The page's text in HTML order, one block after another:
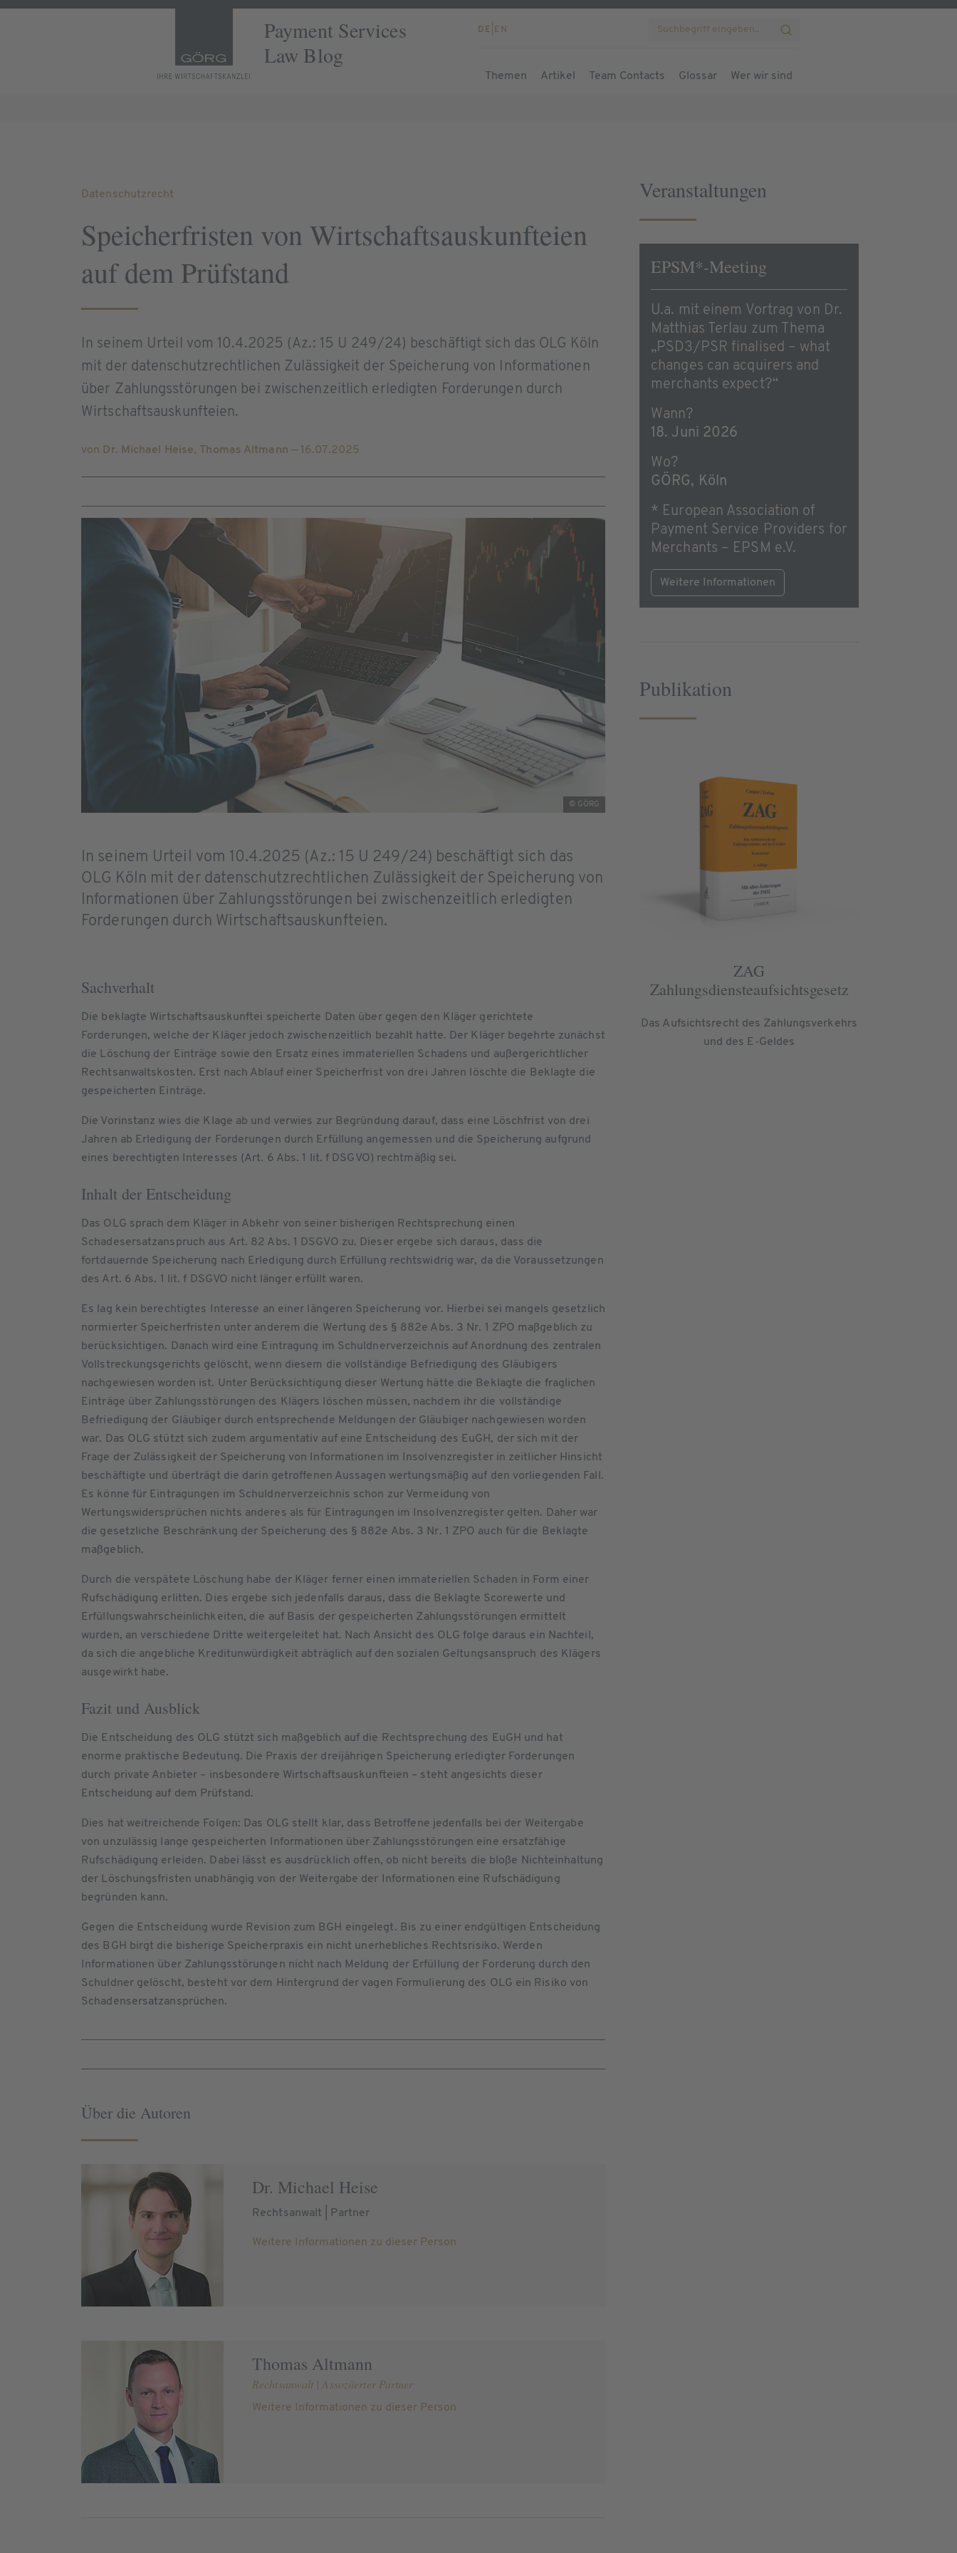
Payment Services
Law Blog
DE EN
Themen Artikel Team Contacts Glossar Wer wir sind
Datenschutzrecht
Speicherfristen von Wirtschaftsauskunfteien
auf dem Prüfstand
In seinem Urteil vom 10.4.2025 (Az.: 15 U 249/24) beschäftigt sich das OLG Köln
mit der datenschutzrechtlichen Zulässigkeit der Speicherung von Informationen
über Zahlungsstörungen bei zwischenzeitlich erledigten Forderungen durch
Wirtschaftsauskunfteien.
von Dr. Michael Heise, Thomas Altmann — 16.07.2025
© GÖRG
In seinem Urteil vom 10.4.2025 (Az.: 15 U 249/24) beschäftigt sich das
OLG Köln mit der datenschutzrechtlichen Zulässigkeit der Speicherung von
Informationen über Zahlungsstörungen bei zwischenzeitlich erledigten
Forderungen durch Wirtschaftsauskunfteien.
Sachverhalt
Die beklagte Wirtschaftsauskunftei speicherte Daten über gegen den Kläger gerichtete
Forderungen, welche der Kläger jedoch zwischenzeitlich bezahlt hatte. Der Kläger begehrte zunächst
die Löschung der Einträge sowie den Ersatz eines immateriellen Schadens und außergerichtlicher
Rechtsanwaltskosten. Erst nach Ablauf einer Speicherfrist von drei Jahren löschte die Beklagte die
gespeicherten Einträge.
Die Vorinstanz wies die Klage ab und verwies zur Begründung darauf, dass eine Löschfrist von drei
Jahren ab Erledigung der Forderungen durch Erfüllung angemessen und die Speicherung aufgrund
eines berechtigten Interesses (Art. 6 Abs. 1 lit. f DSGVO) rechtmäßig sei.
Inhalt der Entscheidung
Das OLG sprach dem Kläger in Abkehr von seiner bisherigen Rechtsprechung einen
Schadesersatzanspruch aus Art. 82 Abs. 1 DSGVO zu. Dieser ergebe sich daraus, dass die
fortdauernde Speicherung nach Erledigung durch Erfüllung rechtswidrig war, da die Voraussetzungen
des Art. 6 Abs. 1 lit. f DSGVO nicht länger erfüllt waren.
Es lag kein berechtigtes Interesse an einer längeren Speicherung vor. Hierbei sei mangels gesetzlich
normierter Speicherfristen unter anderem die Wertung des § 882e Abs. 3 Nr. 1 ZPO maßgeblich zu
berücksichtigen. Danach wird eine Eintragung im Schuldnerverzeichnis auf Anordnung des zentralen
Vollstreckungsgerichts gelöscht, wenn diesem die vollständige Befriedigung des Gläubigers
nachgewiesen worden ist. Unter Berücksichtigung dieser Wertung hätte die Beklagte die fraglichen
Einträge über Zahlungsstörungen des Klägers löschen müssen, nachdem ihr die vollständige
Befriedigung der Gläubiger durch entsprechende Meldungen der Gläubiger nachgewiesen worden
war. Das OLG stützt sich zudem argumentativ auf eine Entscheidung des EuGH, der sich mit der
Frage der Zulässigkeit der Speicherung von Informationen im Insolvenzregister in zeitlicher Hinsicht
beschäftigte und überträgt die darin getroffenen Aussagen wertungsmäßig auf den vorliegenden Fall.
Es könne für Eintragungen im Schuldnerverzeichnis schon zur Vermeidung von
Wertungswidersprüchen nichts anderes als für Eintragungen im Insolvenzregister gelten. Daher war
die gesetzliche Beschränkung der Speicherung des § 882e Abs. 3 Nr. 1 ZPO auch für die Beklagte
maßgeblich.
Durch die verspätete Löschung habe der Kläger ferner einen immateriellen Schaden in Form einer
Rufschädigung erlitten. Dies ergebe sich jedenfalls daraus, dass die Beklagte Scorewerte und
Erfüllungswahrscheinlichkeiten, die auf Basis der gespeicherten Zahlungsstörungen ermittelt
wurden, an verschiedene Dritte weitergeleitet hat. Nach Ansicht des OLG folge daraus ein Nachteil,
da sich die angebliche Kreditunwürdigkeit abträglich auf den sozialen Geltungsanspruch des Klägers
ausgewirkt habe.
Fazit und Ausblick
Die Entscheidung des OLG stützt sich maßgeblich auf die Rechtsprechung des EuGH und hat
enorme praktische Bedeutung. Die Praxis der dreijährigen Speicherung erledigter Forderungen
durch private Anbieter – insbesondere Wirtschaftsauskunfteien – steht angesichts dieser
Entscheidung auf dem Prüfstand.
Dies hat weitreichende Folgen: Das OLG stellt klar, dass Betroffene jedenfalls bei der Weitergabe
von unzulässig lange gespeicherten Informationen über Zahlungsstörungen eine ersatzfähige
Rufschädigung erleiden. Dabei lässt es ausdrücklich offen, ob nicht bereits die bloße Nichteinhaltung
der Löschungsfristen unabhängig von der Weitergabe der Informationen eine Rufschädigung
begründen kann.
Gegen die Entscheidung wurde Revision zum BGH eingelegt. Bis zu einer endgültigen Entscheidung
des BGH birgt die bisherige Speicherpraxis ein nicht unerhebliches Rechtsrisiko. Werden
Informationen über Zahlungsstörungen nicht nach Meldung der Erfüllung der Forderung durch den
Schuldner gelöscht, besteht vor dem Hintergrund der vagen Formulierung des OLG ein Risiko von
Schadensersatzansprüchen.
Über die Autoren
Dr. Michael Heise
Rechtsanwalt | Partner
Weitere Informationen zu dieser Person
Thomas Altmann
Rechtsanwalt | Assoziierter Partner
Weitere Informationen zu dieser Person
Veranstaltungen
EPSM*-Meeting
U.a. mit einem Vortrag von Dr.
Matthias Terlau zum Thema
„PSD3/PSR finalised – what
changes can acquirers and
merchants expect?“
Wann?
18. Juni 2026
Wo?
GÖRG, Köln
* European Association of
Payment Service Providers for
Merchants – EPSM e.V.
Weitere Informationen
Publikation
ZAG
Zahlungsdiensteaufsichtsgesetz
Das Aufsichtsrecht des Zahlungsverkehrs
und des E-Geldes